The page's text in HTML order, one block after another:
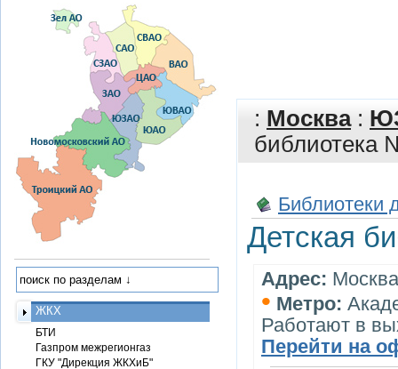
: Москва:
библиотека
Библиотеки
Детская
Адрес:
• Метро:
Работают в
Перейти на
ЖКХ
БТИ
Газпром межрегионгаз
ГКУ "Дирекция ЖКХиБ"